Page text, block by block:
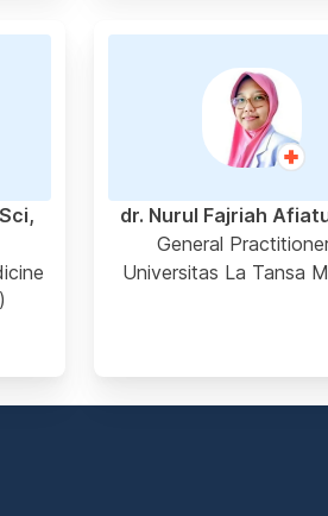
dr. Nurul Fajriah
General
Universitas La Tansa